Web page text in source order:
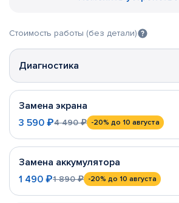
Стоимость работы (без детали)
Диагностика
Замена экрана
3 590 ₽4 490 ₽ -20% до 10 августа
Замена аккумулятора
1 490 ₽1 890 ₽ -20% до 10 августа